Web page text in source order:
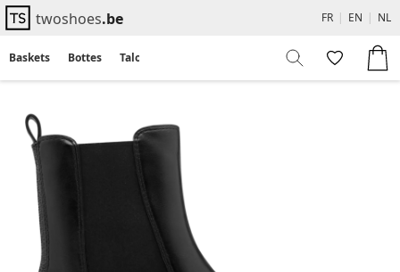
twoshoes.be FR | EN | NL
Baskets Bottes Talons